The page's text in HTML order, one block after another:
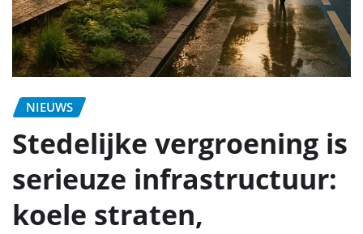
NIEUWS
Stedelijke vergroening is
serieuze infrastructuur:
koele straten,